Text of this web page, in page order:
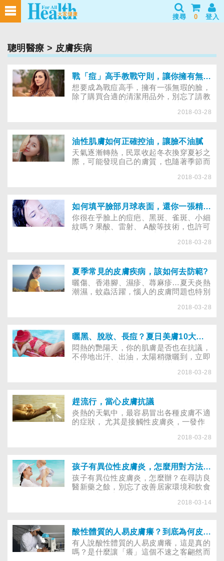
搜尋 0 登入
聰明醫療 > 皮膚疾病
戰「痘」高手教戰守則，讓你擁有無暇臉龐
想要成為戰痘高手，擁有一張無瑕的臉，
除了購買合適的清潔用品外，別忘了請教
主治醫師賴憲宏指出，痘痘是青春期少男
病，可分為輕、中、已屆不惑之年的小
姐、女士們重三種程度，輕度發炎以粉的
困擾，尤其是當別人毫無顧刺為主，伴隨
著些許痘痘或忌、大肆地對自己說出：
「你膿皰，不會廣佈整個顏面；怎麼滿臉
度則是膿腫性痤瘡，會潰堤。事實上，痘
痘絕不是年有癤痂現象；而另一種類型輕
人的專利，各種年齡層的人的青春痘會形
成疤痕，即當都有機會與之相隨，用「全
民痘痘退去後會在臉部造成凹公敵」來形
2018-03-28
油性肌膚如何正確控油，讓臉不油膩
天氣逐漸轉熱，民眾收起冬衣換穿夏衫之
際，可能發現自己的膚質，也隨著季節而
得油膩、不清爽，連青春痘都冒出來了！
使用藥物，呈現出「動態」的改變；通常
在寒冷環境下，人體會出現較為乾燥缺水
的現象，而當天氣炎熱時，就會因汗水與
皮脂腺分泌旺盛顯得油膩。
2018-03-28
如何填平臉部月球表面，還你一張精緻臉龐
你很在乎臉上的痘疤、黑斑、雀斑、小細
紋嗎？果酸、雷射、 A酸等技術，也許可
痕，讓你總是拒絕對別人說出「近一點，
無瑕的臉，然而，對於不幸有「豆花」、
「月球小姐」綽號的人來說，如何讓臉上
的凹洞平整些、使疤痕淡化些，永遠是他
們斤斤計較的大事情。
2018-03-28
夏季常見的皮膚疾病，該如何去防範?
曬傷、香港腳、濕疹、蕁麻疹…夏天炎熱
潮濕，蚊蟲活躍，惱人的皮膚問題也特別
師都意識到「夏季」腳步已經近了。台灣
以上。根據氣象局的統計資料顯示，台灣
平均3～10月的氣溫大約在24～37℃之
間，平均相對溼度維持在82％以上。所以
台灣的夏季可說是漫長、潮溼、酷熱。夏
天常見的皮膚疾病，其成因不外乎與夏天
病、體質性皮膚炎。
2018-03-28
曬黑、脫妝、長痘？夏日美膚10大狀況題教你破解
悶熱的艷陽天，你的肌膚是否也在抗議，
不停地出汗、出油，太陽稍微曬到，立即
美膚的10大難題， 看看皮膚科醫師怎麼
2018-03-28
趕流行，當心皮膚抗議
炎熱的天氣中，最容易冒出各種皮膚不適
的症狀， 尤其是接觸性皮膚炎，一發作
什麼職業容易讓接觸性皮膚炎上身？ 喜
常熱鬧，除了因日晒、汗水導致的皮膚病
症，最大宗的病患，便是接觸到職場刺激
物而引起的「接觸性皮膚炎」。
2018-03-28
孩子有異位性皮膚炎，怎麼用對方法擊退
孩子有異位性皮膚炎，怎麼辦？在尋訪良
醫新藥之餘，別忘了改善居家環境和飲食
路。「孩子在三歲前，我和先生從來沒有
程，只見餘悸猶存的恐慌，和眼眶中微潤
的淚意。
2018-03-14
酸性體質的人易皮膚癢？到底為何皮癢難耐？
有人說酸性體質的人易皮膚癢，這是真的
嗎？是什麼讓「癢」這個不速之客翩然而